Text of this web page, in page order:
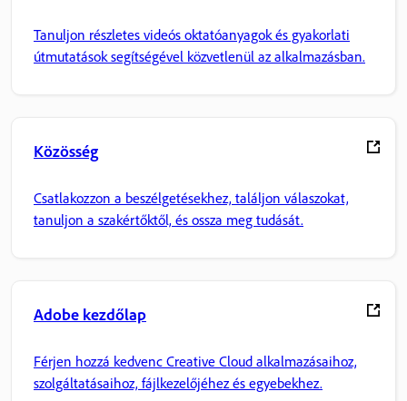
Tanuljon részletes videós oktatóanyagok és gyakorlati
útmutatások segítségével közvetlenül az alkalmazásban.
Közösség
Csatlakozzon a beszélgetésekhez, találjon válaszokat,
tanuljon a szakértőktől, és ossza meg tudását.
Adobe kezdőlap
Férjen hozzá kedvenc Creative Cloud alkalmazásaihoz,
szolgáltatásaihoz, fájlkezelőjéhez és egyebekhez.